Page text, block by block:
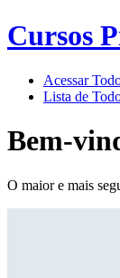
Cursos
Acessar
Lista de
Bem-
O maior e mais